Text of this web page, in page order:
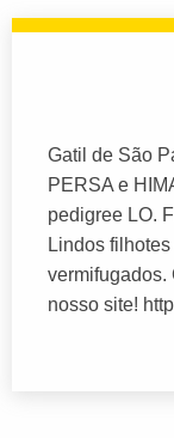
Gatil de São
PERSA e
pedigree LO.
Lindos
vermifugados.
nosso site!